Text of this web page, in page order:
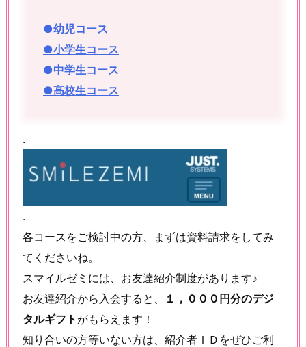
●幼児コース
●小学生コース
●中学生コース
●高校生コース
.
.
各コースをご検討中の方、まずは資料請求をしてみ
てくださいね。
スマイルゼミには、お友達紹介制度があります♪
お友達紹介から入会すると、
１，０００円分のデジ
タルギフト がもらえます！
知り合いの方等いない方は、紹介者ＩＤをぜひご利